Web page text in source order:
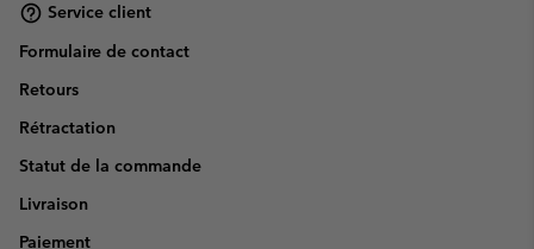
Service client
Formulaire de contact
Retours
Rétractation
Statut de la commande
Livraison
Paiement